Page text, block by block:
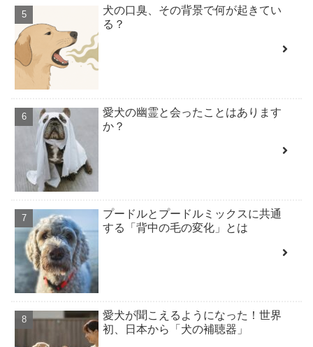
犬の口臭、その背景で何が起きてい
る？
愛犬の幽霊と会ったことはあります
か？
プードルとプードルミックスに共通
する「背中の毛の変化」とは
愛犬が聞こえるようになった！世界
初、日本から「犬の補聴器」